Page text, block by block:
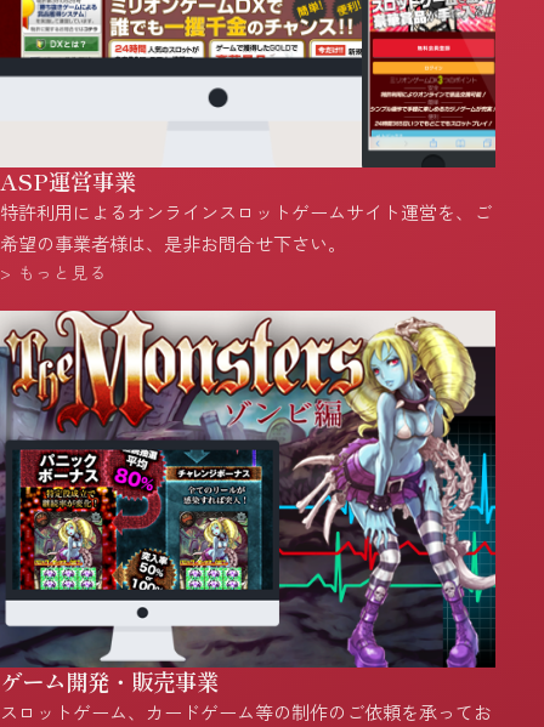
ASP運営事業
特許利用によるオンラインスロットゲームサイト運営を、ご
希望の事業者様は、是非お問合せ下さい。
> もっと見る
ゲーム開発・販売事業
スロットゲーム、カードゲーム等の制作のご依頼を承ってお